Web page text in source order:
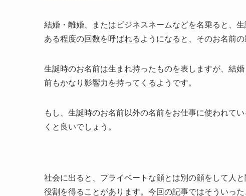
結婚・離婚、またはビジネスネームなどを名乗ると、
ある程度の回数を呼ばれるようになると、そのお名前の
生誕時のお名前は生まれ持ったものを表しますが、結
前もかなり影響力を持ってくるようです。
もし、生誕時のお名前以外の名前をお仕事に使われて
くと良いでしょう。
社会に出ると、プライベートな顔とは別の顔をして人
役割を得ることがあります。今回の記事ではそういっ